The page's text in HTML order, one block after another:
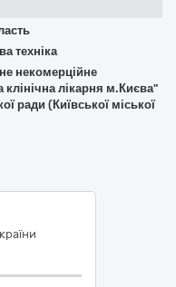
техніка
некомерційне
лікарня м.Києва"
ради (Київської міської